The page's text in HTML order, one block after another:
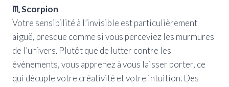
♏ Scorpion
Votre sensibilité à l’invisible est particulièrement
aiguë, presque comme si vous perceviez les murmures
de l’univers. Plutôt que de lutter contre les
événements, vous apprenez à vous laisser porter, ce
qui décuple votre créativité et votre intuition. Des